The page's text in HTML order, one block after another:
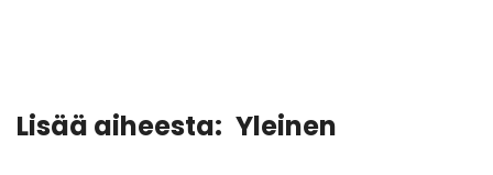
Lisää aiheesta: Yleinen